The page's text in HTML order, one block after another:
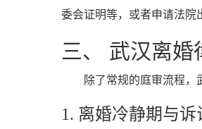
委会证明等，或者申请法院
三、 武汉离婚
除了常规的庭审流程，
1. 离婚冷静期与